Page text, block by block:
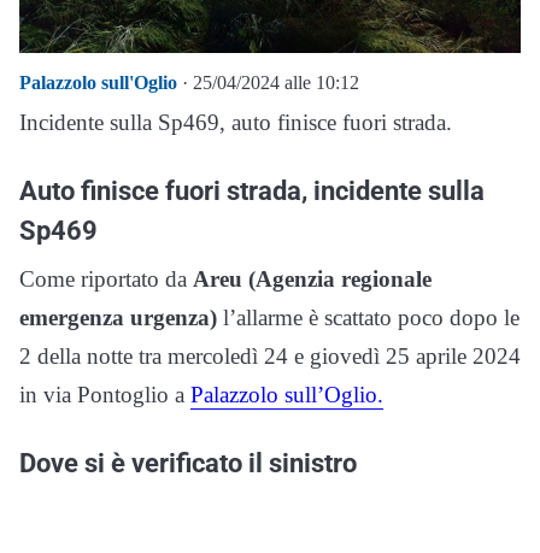
Palazzolo sull'Oglio · 25/04/2024 alle 10:12
Incidente sulla Sp469, auto finisce fuori strada.
Auto finisce fuori strada, incidente sulla
Sp469
Come riportato da Areu (Agenzia regionale
emergenza urgenza) l’allarme è scattato poco dopo le
2 della notte tra mercoledì 24 e giovedì 25 aprile 2024
in via Pontoglio a Palazzolo sull’Oglio.
Dove si è verificato il sinistro